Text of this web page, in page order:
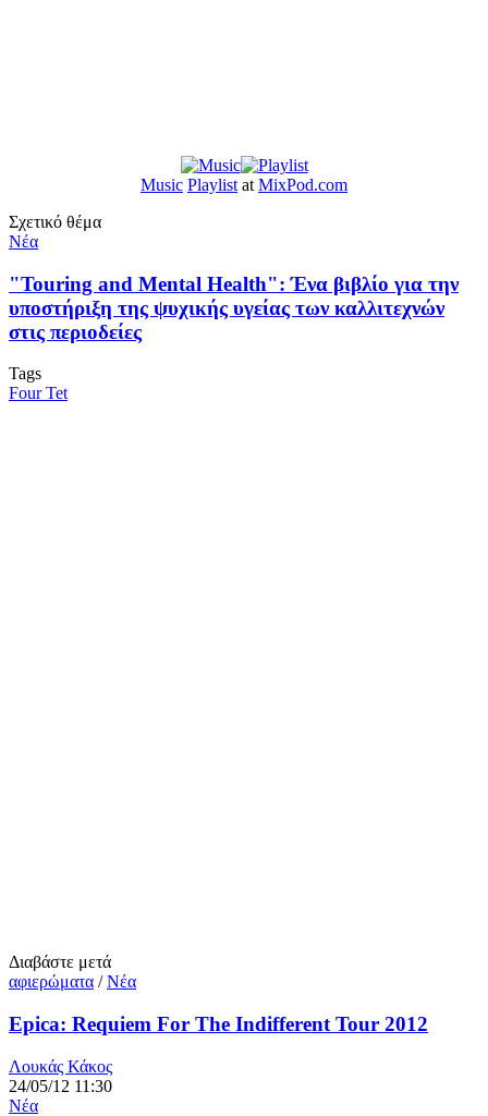
Music Playlist at MixPod.com
Σχετικό θέμα
Νέα
"Touring and Mental Health": Ένα βιβλίο για την
υποστήριξη της ψυχικής υγείας των καλλιτεχνών
στις περιοδείες
Tags
Four Tet
Διαβάστε μετά
αφιερώματα /Νέα
Epica: Requiem For The Indifferent Tour 2012
Λουκάς Κάκος
24/05/12 11:30
Νέα